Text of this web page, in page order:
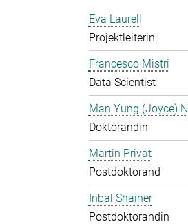
Eva Laurell
Projektleiterin
Francesco Mistri
Data Scientist
Man Yung (Joyce)
Doktorandin
Martin Privat
Postdoktorand
Inbal Shainer
Postdoktorandin